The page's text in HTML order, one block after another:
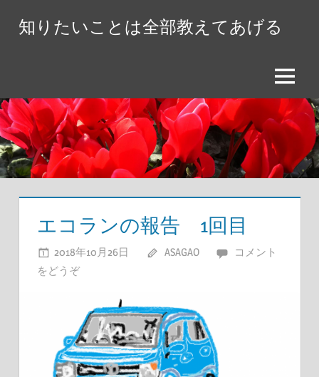
へ
ス
キ
ッ
知りたいことは全部教えてあげる
メ
ニ
ュ
ー
エコランの報告 1回目
2018年10月26日 ASAGAO
コメント
をどうぞ